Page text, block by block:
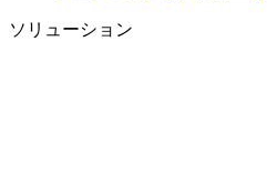
ソリューション